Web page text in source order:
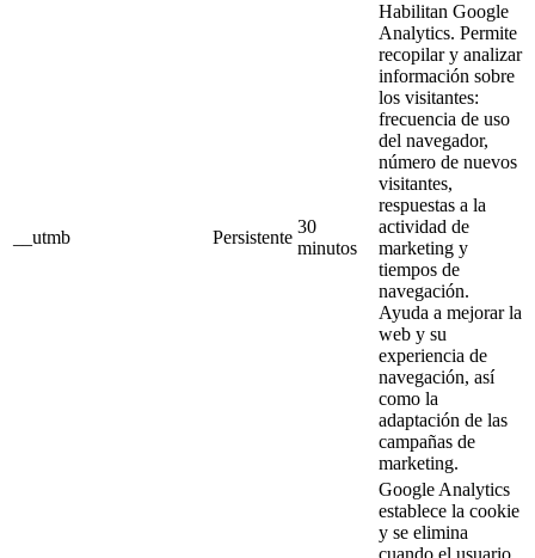
__utmb Persistente
30
minutos
Habilitan Google
Analytics. Permite
recopilar y analizar
información sobre
los visitantes:
frecuencia de uso
del navegador,
número de nuevos
visitantes,
respuestas a la
actividad de
marketing y
tiempos de
navegación.
Ayuda a mejorar la
web y su
experiencia de
navegación, así
como la
adaptación de las
campañas de
marketing.
Google Analytics
establece la cookie
y se elimina
cuando el usuario